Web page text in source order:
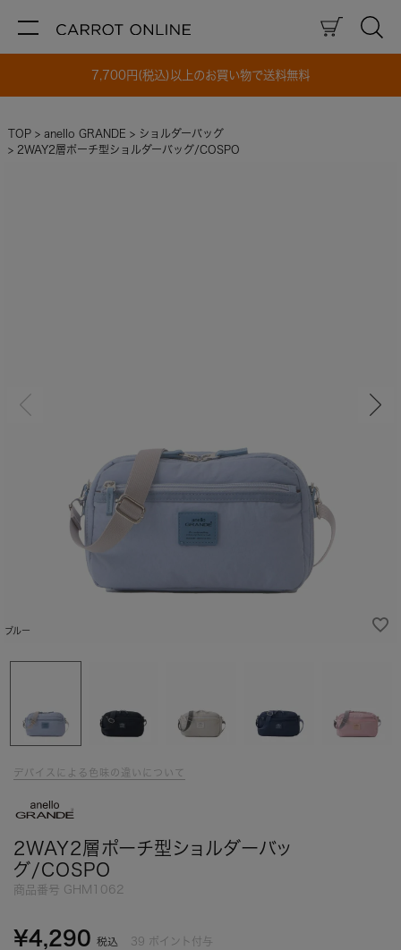
7,700円(税込)以上のお買い物で送料無料
TOP anello GRANDE
ショルダーバッグ
2WAY2層ポーチ型ショルダーバッグ/COSPO
ブルー
デバイスによる色味の違いについて
2WAY2層ポーチ型ショルダーバッ
グ/COSPO
商品番号 GHM1062
¥4,290 税込 39 ポイント付与